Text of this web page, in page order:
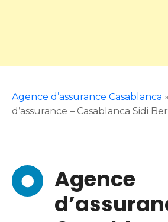
Agence d’assurance Casablanca »
d’assurance – Casablanca Sidi
Agence